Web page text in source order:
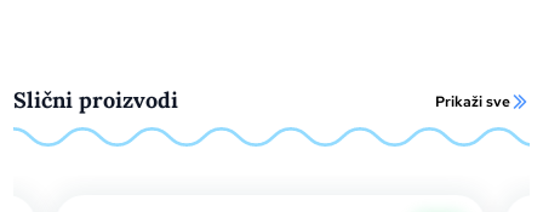
Slični proizvodi Prikaži sve